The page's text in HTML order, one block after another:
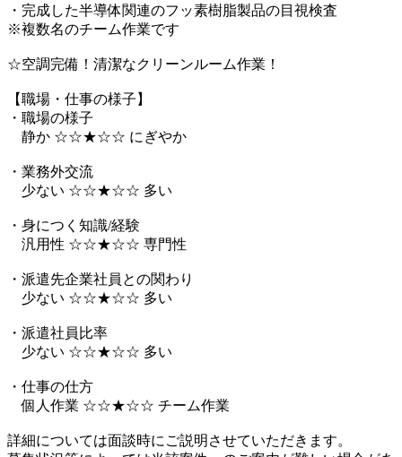
・完成した半導体関連のフッ素樹脂製品の目視検査
※複数名のチーム作業です
☆空調完備！清潔なクリーンルーム作業！
【職場・仕事の様子】
・職場の様子
静か ☆☆★☆☆ にぎやか
・業務外交流
少ない ☆☆★☆☆ 多い
・身につく知識/経験
汎用性 ☆☆★☆☆ 専門性
・派遣先企業社員との関わり
少ない ☆☆★☆☆ 多い
・派遣社員比率
少ない ☆☆★☆☆ 多い
・仕事の仕方
個人作業 ☆☆★☆☆ チーム作業
詳細については面談時にご説明させていただきます。